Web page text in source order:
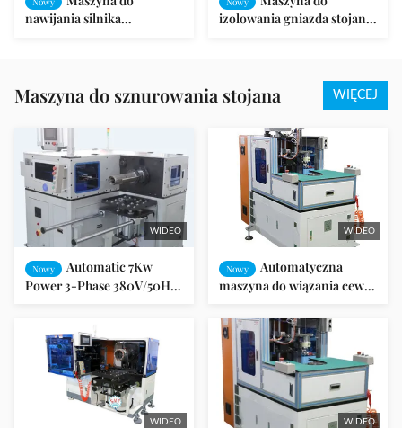
nawijania silnika
izolowania gniazda stojana
Maszyna do sznurowania stojana WIĘCEJ
WIDEO
Nowy
Automatic 7Kw
Power 3-Phase 380V/50Hz
200mm ID Stators
WIDEO
Nowy
Automatyczna
maszyna do wiązania cewki
≤Φ160mm
WIDEO WIDEO